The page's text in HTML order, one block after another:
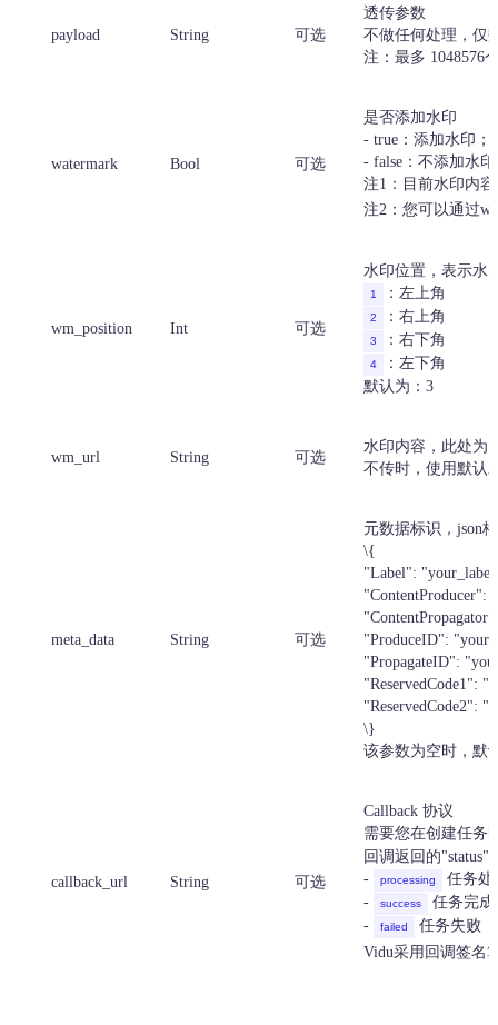
payload String 可选
透传参数
不做任何处理，仅
注：最多 1048576
watermark Bool 可选
是否添加水印
- true：添加水印；
- false：不添加水
注1：目前水印内
注2：您可以通过
wm_position Int 可选
水印位置，表示水
1 ：左上角
2 ：右上角
3 ：右下角
4
：左下角
默认为：3
wm_url String 可选
水印内容，此处为
不传时，使用默认
meta_data String 可选
元数据标识，json
\{
"Label":
"ContentProducer":
"ProduceID":
"PropagateID":
"ReservedCode1":
"ReservedCode2":
\}
该参数为空时，默
callback_url String 可选
Callback 协议
需要您在创建任务
回调返回的"status"
-
processing
任务处
-
success
任务完
-
failed
任务失败
Vidu采用回调签名